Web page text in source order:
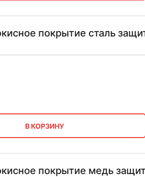
покрытие сталь
В КОРЗИНУ
покрытие медь